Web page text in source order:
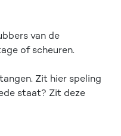
van de
of scheuren.
Zit hier speling
staat? Zit deze